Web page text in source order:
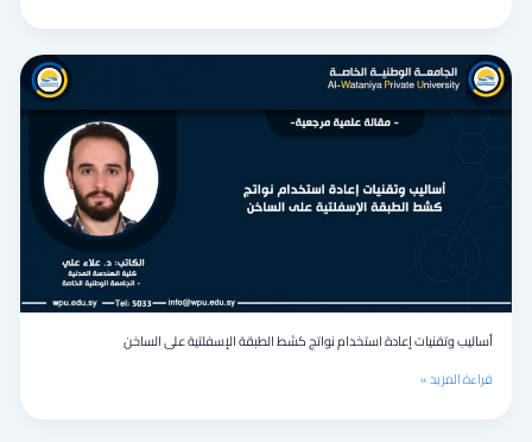
أساليب وتقنيات إعادة استخدام نواتج كشط الطبقة الإسفلتية على الساخن
أساليب
وتقنيات
إعادة
قراءة المزيد »